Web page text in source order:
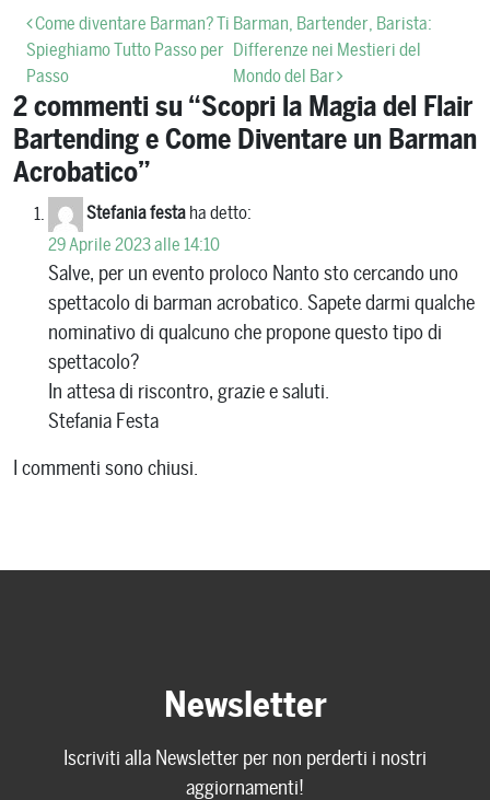
Navigazione articoli
Come diventare Barman? Ti
Spieghiamo Tutto Passo per
Passo
Barman, Bartender, Barista:
Differenze nei Mestieri del
Mondo del Bar
2 commenti su “Scopri la Magia del Flair
Bartending e Come Diventare un Barman
Acrobatico”
Stefania festa ha detto:
29 Aprile 2023 alle 14:10
Salve, per un evento proloco Nanto sto cercando uno
spettacolo di barman acrobatico. Sapete darmi qualche
nominativo di qualcuno che propone questo tipo di
spettacolo?
In attesa di riscontro, grazie e saluti.
Stefania Festa
I commenti sono chiusi.
Newsletter
Iscriviti alla Newsletter per non perderti i nostri
aggiornamenti!